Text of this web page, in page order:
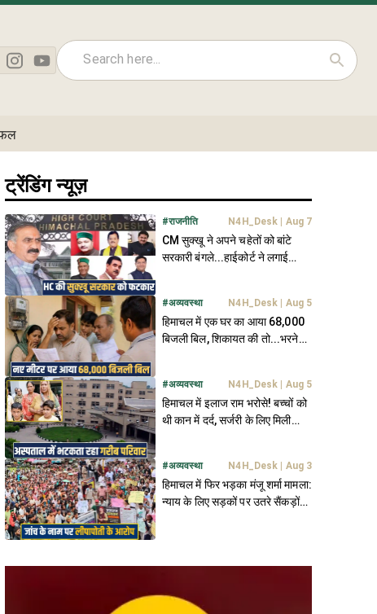
ट्रेंडिंग न्यूज़
#राजनीति N4H_Desk Aug 7
CM सुक्खू ने अपने चहेतों को बांटे
सरकारी बंगले...हाईकोर्ट ने लगाई
#अव्यवस्था N4H_Desk Aug 5
हिमाचल में एक घर का आया 68,000
बिजली बिल, शिकायत की तो...भरने
#अव्यवस्था N4H_Desk Aug 5
हिमाचल में इलाज राम भरोसे! बच्चों को
थी कान में दर्द, सर्जरी के लिए मिली
#अव्यवस्था N4H_Desk Aug 3
हिमाचल में फिर भड़का मंजू शर्मा मामला:
न्याय के लिए सड़कों पर उतरे सैंकड़ों